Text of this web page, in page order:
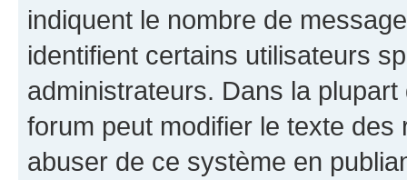
indiquent le nombre de
identifient certains utilisateurs
administrateurs. Dans la
forum peut modifier le texte
abuser de ce système en